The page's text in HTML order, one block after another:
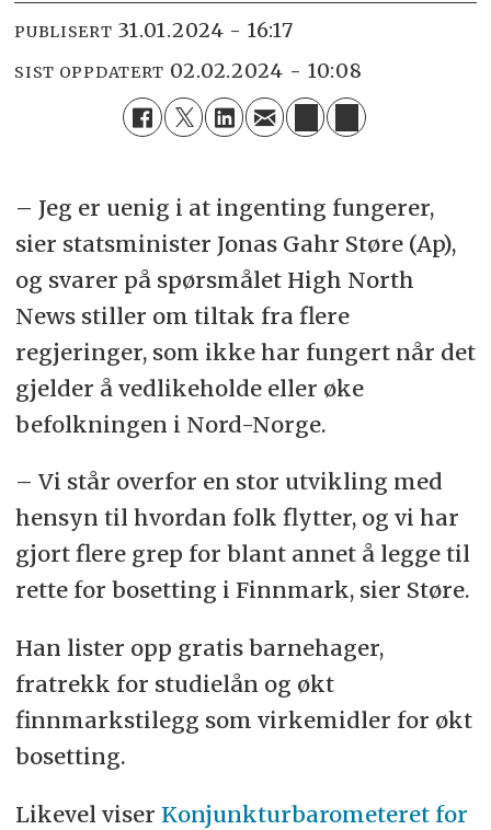
PUBLISERT 31.01.2024 - 16:17
SIST OPPDATERT 02.02.2024 - 10:08
– Jeg er uenig i at ingenting fungerer,
sier statsminister Jonas Gahr Støre (Ap),
og svarer på spørsmålet High North
News stiller om tiltak fra flere
regjeringer, som ikke har fungert når det
gjelder å vedlikeholde eller øke
befolkningen i Nord-Norge.
– Vi står overfor en stor utvikling med
hensyn til hvordan folk flytter, og vi har
gjort flere grep for blant annet å legge til
rette for bosetting i Finnmark, sier Støre.
Han lister opp gratis barnehager,
fratrekk for studielån og økt
finnmarkstilegg som virkemidler for økt
bosetting.
Likevel viser Konjunkturbarometeret for